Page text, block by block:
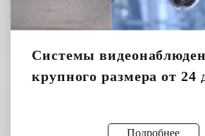
Системы
крупного размера от 24
Подробнее